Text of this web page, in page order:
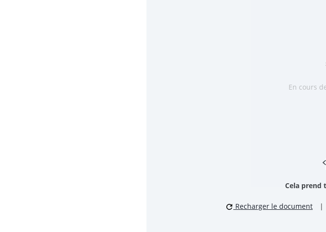
En cours
Cela prend
Recharger le document |